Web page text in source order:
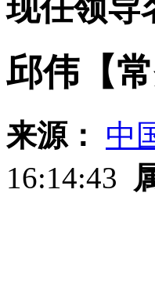
现任领导
邱伟【常
来源：
中
16:14:43